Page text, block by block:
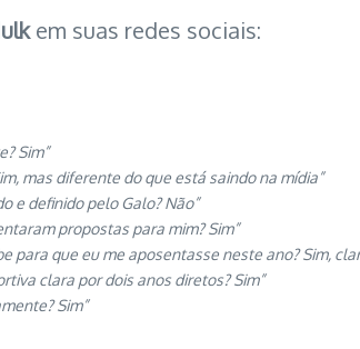
em suas redes sociais:
Sim”
mas diferente do que está saindo na mídia”
e definido pelo Galo? Não”
propostas para mim? Sim”
para que eu me aposentasse neste ano? Sim,
clara por dois anos diretos? Sim”
Sim”